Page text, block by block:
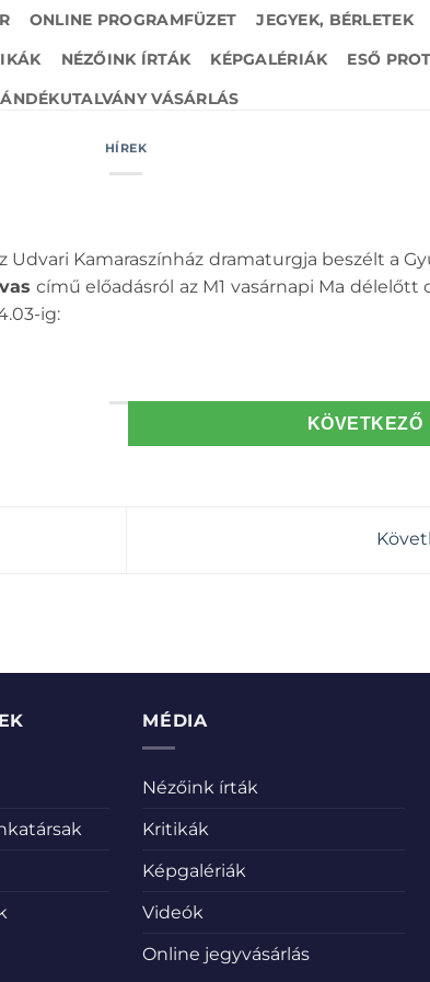
ONLINE PROGRAMFÜZET JEGYEK, BÉRLETEK
NÉZŐINK ÍRTÁK KÉPGALÉRIÁK ESŐ
VÁSÁRLÁS
HÍREK
Udvari Kamaraszínház dramaturgja beszélt a
című előadásról az M1 vasárnapi Ma délelőtt
ig:
KÖVETKEZŐ
MÉDIA
Nézőink írták
Kritikák
Képgalériák
Videók
Online jegyvásárlás